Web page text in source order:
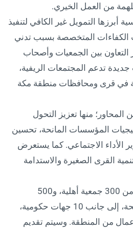
من العمل الخيري.
أبرزها التمويل غير الكافي لتنفيذ
الكفاءات المتخصصة بسبب تدني
التعاون بين الجمعيات وأصحاب
تدعم المجتمعات الريفية،
في قرى ومحافظات منطقة مكة
منها تعزيز التحول
المؤسسات المانحة، تحسين
الأداء الاجتماعي. كما يستعرض
القرى الصغيرة والاستدامة
ويشارك في المنتدى أكثر من 300 جمعية أهلية، و500
مشارك، و15 مؤسسة مانحة، إلى جانب 10 جهات حكومية،
من المنطقة. وسيتم تقديم